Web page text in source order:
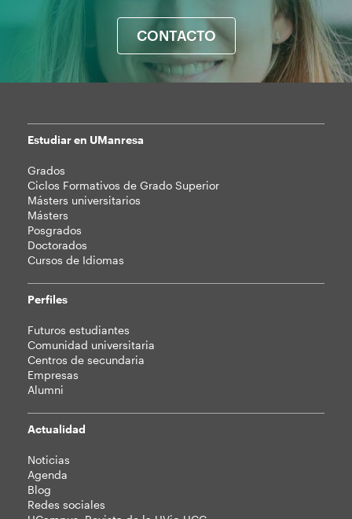
CONTACTO
Mapa
web
Estudiar en UManresa
Grados
Ciclos Formativos de Grado Superior
Másters universitarios
Másters
Posgrados
Doctorados
Cursos de Idiomas
Perfiles
Futuros estudiantes
Comunidad universitaria
Centros de secundaria
Empresas
Alumni
Actualidad
Noticias
Agenda
Blog
Redes sociales